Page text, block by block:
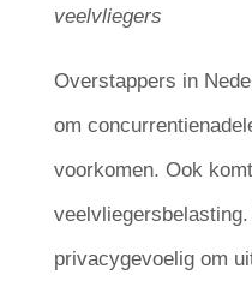
veelvliegers
Overstappers in
om
voorkomen. Ook
privacygevoelig om